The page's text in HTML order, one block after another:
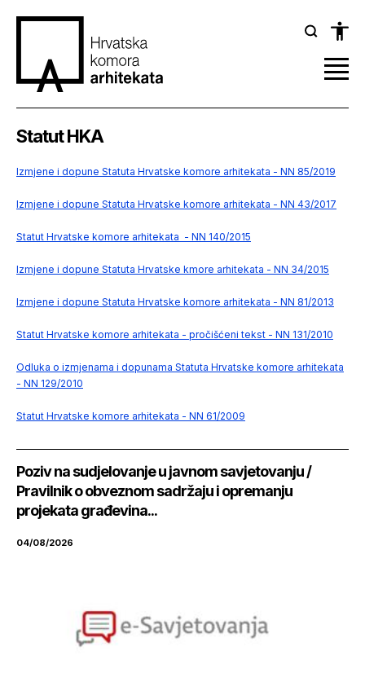
Statut HKA
Izmjene i dopune Statuta Hrvatske komore arhitekata - NN 85/2019
Izmjene i dopune Statuta Hrvatske komore arhitekata - NN 43/2017
Statut Hrvatske komore arhitekata - NN 140/2015
Izmjene i dopune Statuta Hrvatske kmore arhitekata - NN 34/2015
Izmjene i dopune Statuta Hrvatske komore arhitekata - NN 81/2013
Statut Hrvatske komore arhitekata - pročišćeni tekst - NN 131/2010
Odluka o izmjenama i dopunama Statuta Hrvatske komore arhitekata
- NN 129/2010
Statut Hrvatske komore arhitekata - NN 61/2009
Poziv na sudjelovanje u javnom savjetovanju /
Pravilnik o obveznom sadržaju i opremanju
projekata građevina...
04/08/2026